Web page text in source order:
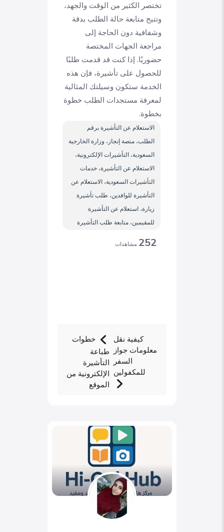
تختصر الكثير من الوقت والجهد،
وتتيح متابعة حالة الطلب بدقة
وشفافية دون الحاجة إلى
مراجعة الجهات المختصة
حضوريًا. إذا كنت قد قدمت طلبًا
للحصول على تأشيرة، فإن هذه
الخدمة ستكون وسيلتك المثالية
لمعرفة مستجدات الطلب خطوة
بخطوة.
الاستعلام عن التأشيرة برقم
الطلب، منصة إنجاز، وزارة الخارجية
السعودية، التأشيرات الإلكترونية،
الاستعلام عن التأشيرة، خدمات
التأشيرات السعودية، الاستعلام عن
التأشيرة للوافدين، طلب تأشيرة
زيارة، استعلام عن التأشيرة
للمقيمين، متابعة طلب التأشيرة
252 مشاهدات
خطوات
طباعة
التأشيرة
الإلكترونية من
الموقع
كيفية نقل
معلومات جواز
السفر
للمكفولين